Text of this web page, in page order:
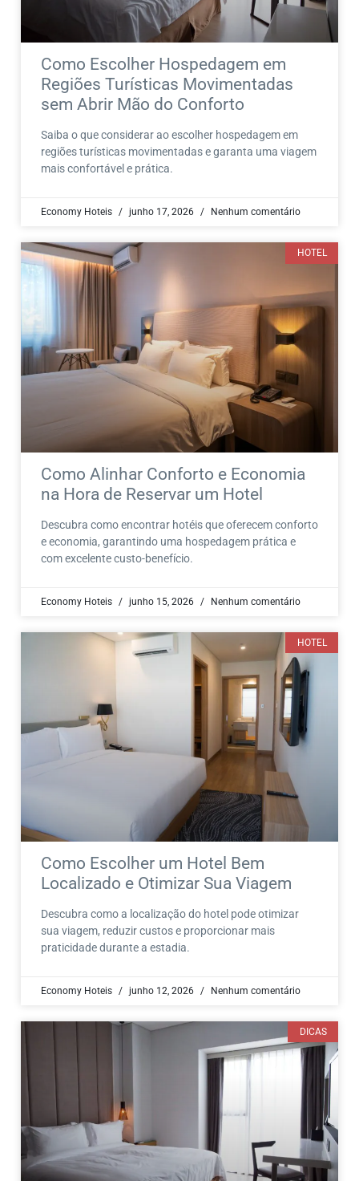
Como Escolher Hospedagem em
Regiões Turísticas Movimentadas
sem Abrir Mão do Conforto
Saiba o que considerar ao escolher hospedagem em
regiões turísticas movimentadas e garanta uma viagem
mais confortável e prática.
Economy Hoteis junho 17, 2026 Nenhum comentário
HOTEL
Como Alinhar Conforto e Economia
na Hora de Reservar um Hotel
Descubra como encontrar hotéis que oferecem conforto
e economia, garantindo uma hospedagem prática e
com excelente custo-benefício.
Economy Hoteis junho 15, 2026 Nenhum comentário
HOTEL
Como Escolher um Hotel Bem
Localizado e Otimizar Sua Viagem
Descubra como a localização do hotel pode otimizar
sua viagem, reduzir custos e proporcionar mais
praticidade durante a estadia.
Economy Hoteis junho 12, 2026 Nenhum comentário
DICAS